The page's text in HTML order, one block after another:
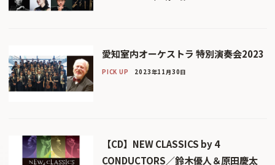
愛知室内オーケストラ 特別演奏会2023
PICK UP 2023年11月30日
【CD】NEW CLASSICS by 4
CONDUCTORS／鈴木優人＆原田慶太